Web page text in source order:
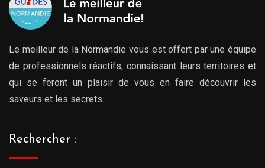
Le meilleur de la Normandie vous est offert par une équipe
de professionnels réactifs, connaissant leurs territoires et
qui se feront un plaisir de vous en faire découvrir les
saveurs et les secrets.
Rechercher :